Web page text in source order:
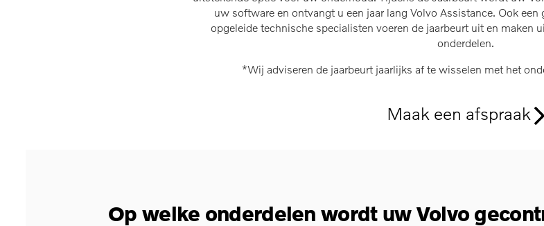
uw software en ontvangt u een jaar lang Volvo Assistance. Ook
opgeleide technische specialisten voeren de jaarbeurt uit en maken
onderdelen.
*Wij adviseren de jaarbeurt jaarlijks af te wisselen met het
Maak een afspraak
Op welke onderdelen wordt uw Volvo